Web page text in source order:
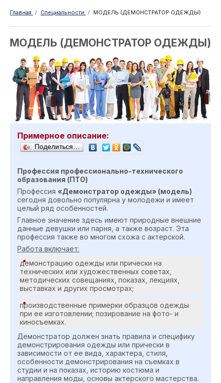
Главная / Специальности / МОДЕЛЬ (ДЕМОНСТРАТОР ОДЕЖДЫ)
МОДЕЛЬ (ДЕМОНСТРАТОР ОДЕЖДЫ)
Примерное описание:
Поделиться…
Профессия профессионально-технического
образования (ПТО)
Профессия «Демонстратор одежды» (модель)
сегодня довольно популярна у молодежи и имеет
целый ряд особенностей.
Главное значение здесь имеют природные внешние
данные девушки или парня, а также возраст. Эта
профессия также во многом схожа с актерской.
Работа включает:
демонстрацию одежды или прически на
технических или художественных советах,
методических совещаниях, показах, лекциях,
выставках и других просмотрах;
производственные примерки образцов одежды
при ее изготовлении; позирование на фото- и
киносъемках.
Демонстратор должен знать правила и специфику
демонстрирования одежды или прически в
зависимости от ее вида, характера, стиля,
особенности демонстрирования на съемках в
студии и на показах, историю костюма и
направления моды, основы актерского мастерства.